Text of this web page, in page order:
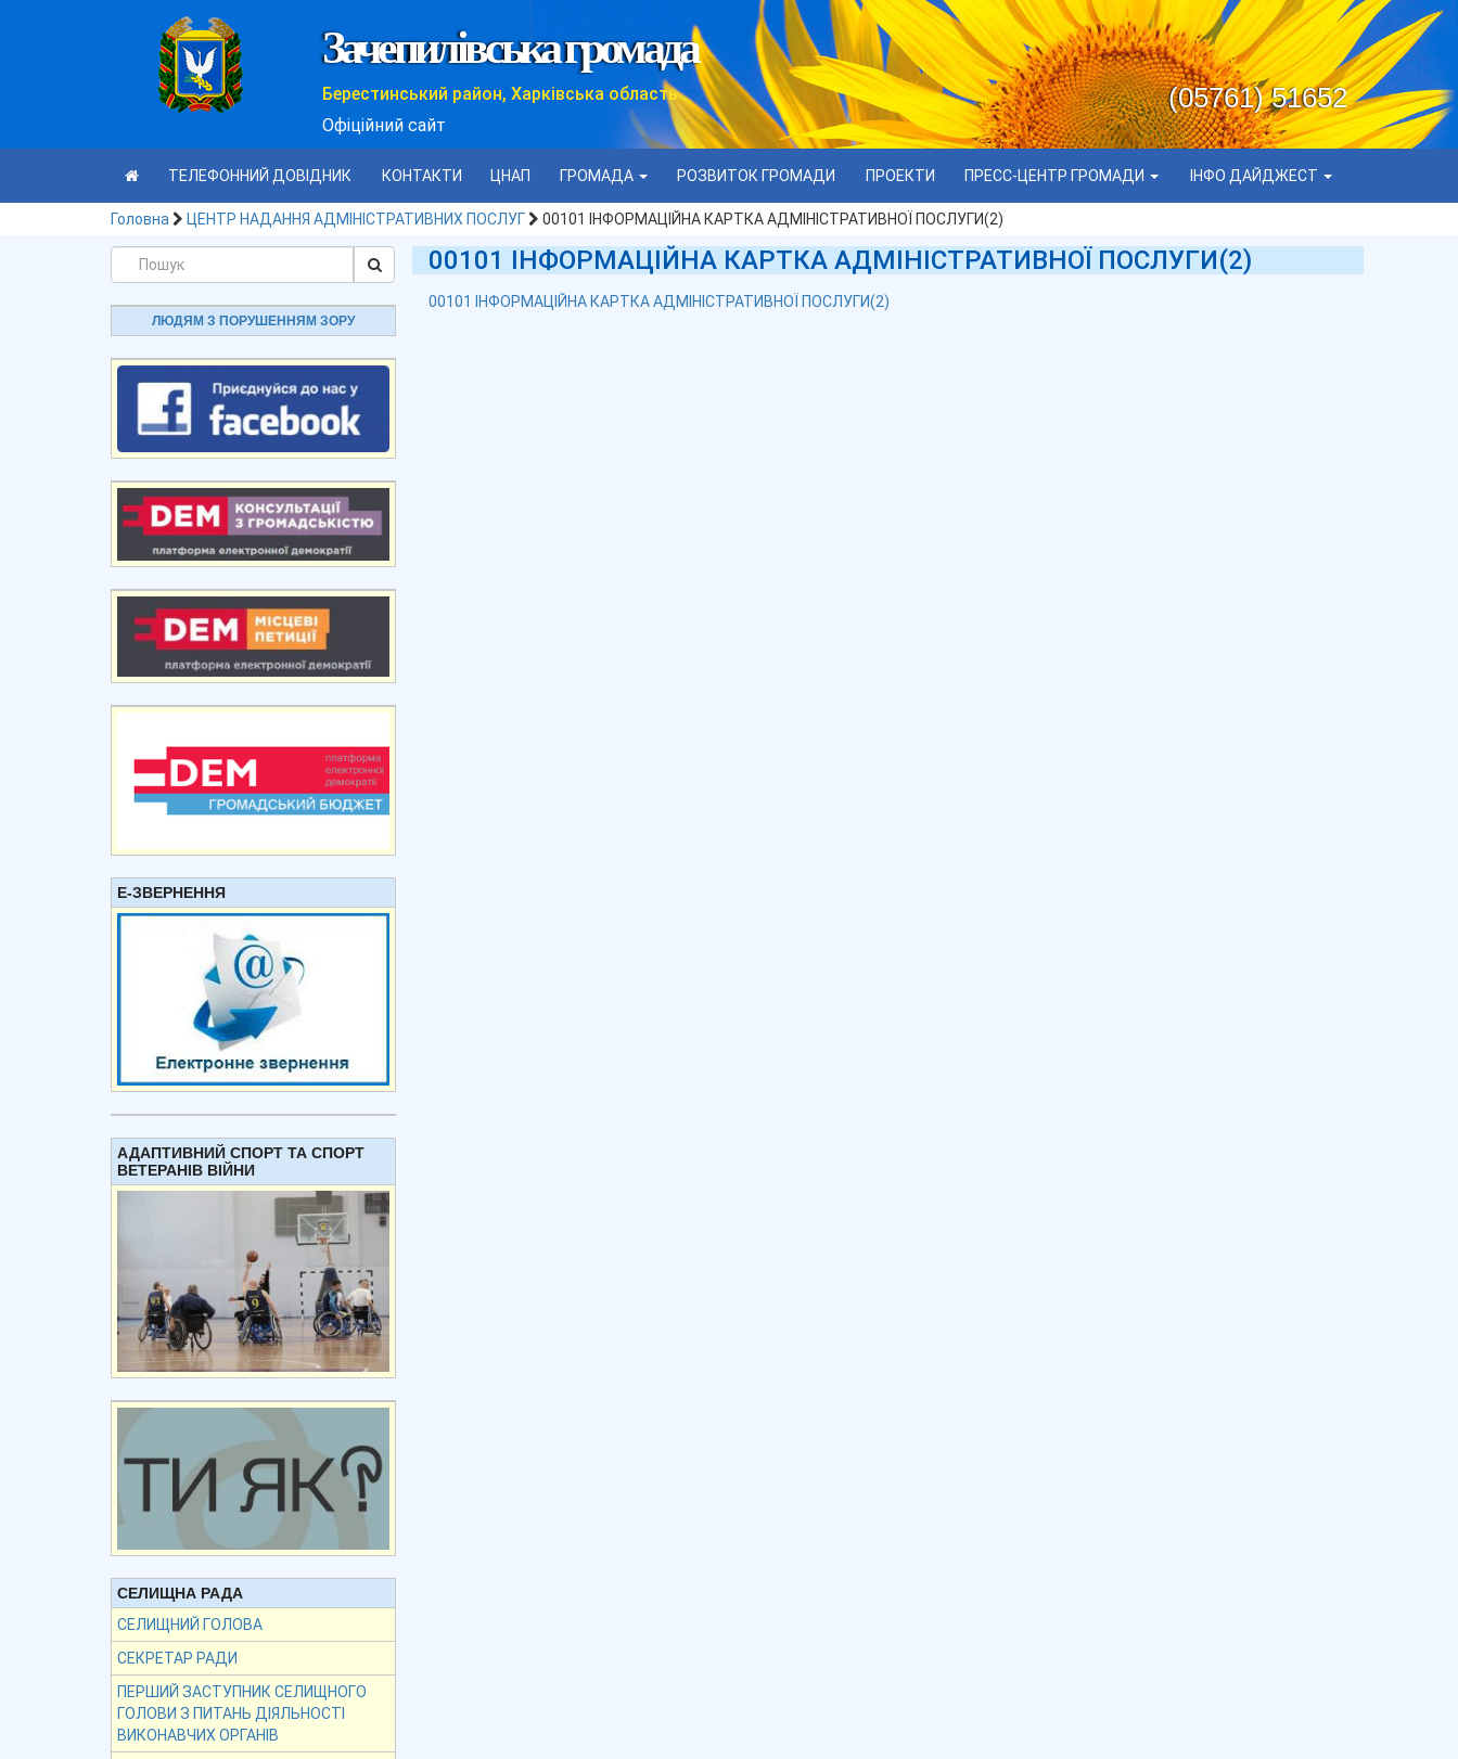
Зачепилівська громада
Берестинський район, Харківська область
Офіційний сайт
(05761) 51652
ТЕЛЕФОННИЙ ДОВІДНИК КОНТАКТИ ЦНАП ГРОМАДА РОЗВИТОК ГРОМАДИ ПРОЕКТИ ПРЕСС-ЦЕНТР ГРОМАДИ ІНФО ДАЙДЖЕСТ
Головна ЦЕНТР НАДАННЯ АДМІНІСТРАТИВНИХ ПОСЛУГ 00101 ІНФОРМАЦІЙНА КАРТКА АДМІНІСТРАТИВНОЇ ПОСЛУГИ(2)
ЛЮДЯМ З ПОРУШЕННЯМ ЗОРУ
Е-ЗВЕРНЕННЯ
АДАПТИВНИЙ СПОРТ ТА СПОРТ
ВЕТЕРАНІВ ВІЙНИ
СЕЛИЩНА РАДА
СЕЛИЩНИЙ ГОЛОВА
СЕКРЕТАР РАДИ
ПЕРШИЙ ЗАСТУПНИК СЕЛИЩНОГО
ГОЛОВИ З ПИТАНЬ ДІЯЛЬНОСТІ
ВИКОНАВЧИХ ОРГАНІВ
00101 ІНФОРМАЦІЙНА КАРТКА АДМІНІСТРАТИВНОЇ ПОСЛУГИ(2)
00101 ІНФОРМАЦІЙНА КАРТКА АДМІНІСТРАТИВНОЇ ПОСЛУГИ(2)